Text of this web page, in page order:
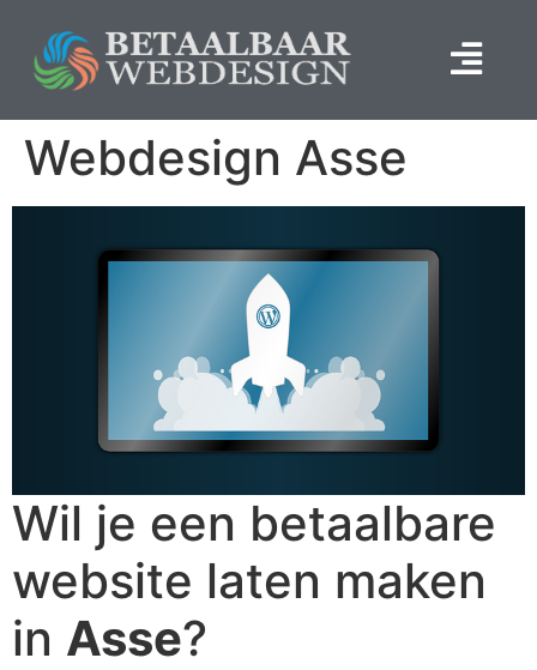
Webdesign Asse
Wil je een betaalbare
website laten maken
in Asse?